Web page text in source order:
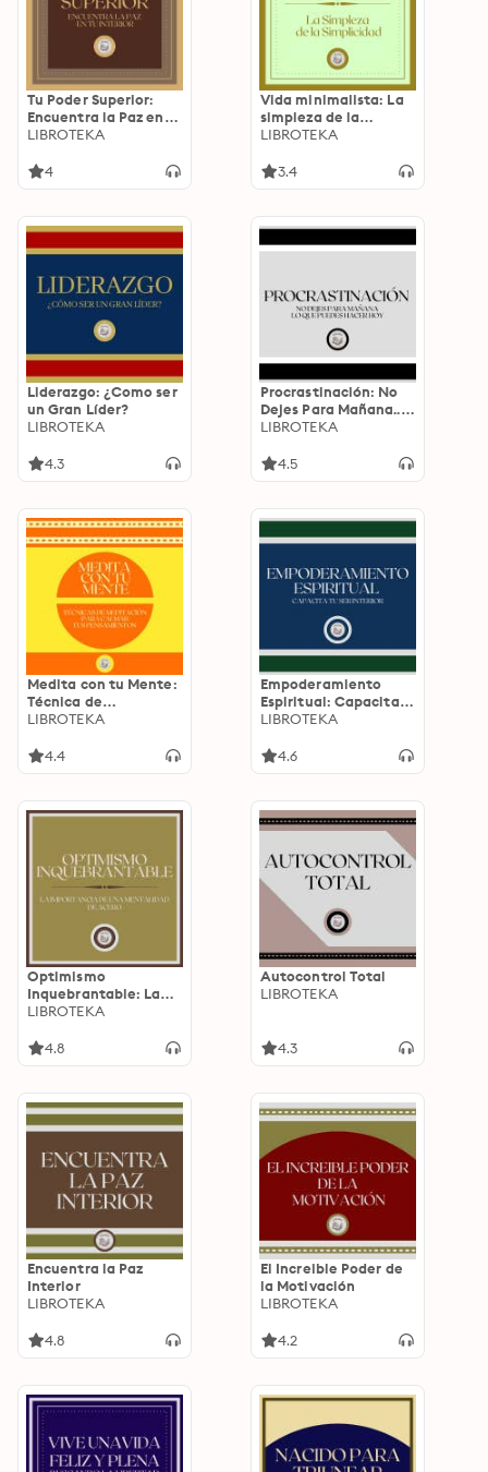
Tu Poder Superior:
Encuentra la Paz en
tu Interior
LIBROTEKA
4
Vida minimalista: La
simpleza de la
simplícidad.
LIBROTEKA
3.4
Liderazgo: ¿Como ser
un Gran Líder?
LIBROTEKA
4.3
Procrastinación: No
Dejes Para Mañana...
Lo que Puedes Hacer
LIBROTEKA
4.5
Medita con tu Mente:
Técnica de
meditación para
pensamientos
LIBROTEKA
4.4
Empoderamiento
Espiritual: Capacita
tu ser Interior
LIBROTEKA
4.6
Optimismo
Inquebrantable: La
Importancia de una
LIBROTEKA
4.8
Autocontrol Total
LIBROTEKA
4.3
Encuentra la Paz
Interior
LIBROTEKA
4.8
El Increible Poder de
la Motivación
LIBROTEKA
4.2